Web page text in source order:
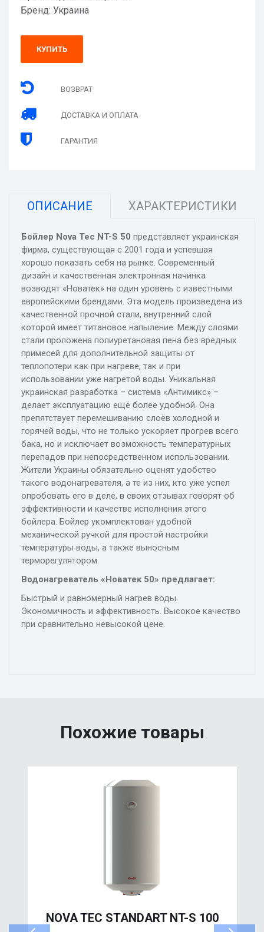
Бренд: Украина
КУПИТЬ
ВОЗВРАТ
ДОСТАВКА И ОПЛАТА
ГАРАНТИЯ
ОПИСАНИЕ ХАРАКТЕРИСТИКИ
Бойлер Nova Tec NT-S 50 представляет украинская
фирма, существующая с 2001 года и успевшая
хорошо показать себя на рынке. Современный
дизайн и качественная электронная начинка
возводят «Новатек» на один уровень с известными
европейскими брендами. Эта модель произведена из
качественной прочной стали, внутренний слой
которой имеет титановое напыление. Между слоями
стали проложена полиуретановая пена без вредных
примесей для дополнительной защиты от
теплопотери как при нагреве, так и при
использовании уже нагретой воды. Уникальная
украинская разработка – система «Антимикс» –
делает эксплуатацию ещё более удобной. Она
препятствует перемешиванию слоёв холодной и
горячей воды, что не только ускоряет прогрев всего
бака, но и исключает возможность температурных
перепадов при непосредственном использовании.
Жители Украины обязательно оценят удобство
такого водонагревателя, а те из них, кто уже успел
опробовать его в деле, в своих отзывах говорят об
эффективности и качестве исполнения этого
бойлера. Бойлер укомплектован удобной
механической ручкой для простой настройки
температуры воды, а также выносным
терморегулятором.
Водонагреватель «Новатек 50» предлагает:
Быстрый и равномерный нагрев воды.
Экономичность и эффективность. Высокое качество
при сравнительно невысокой цене.
Похожие товары
NOVA TEC STANDART NT-S 100